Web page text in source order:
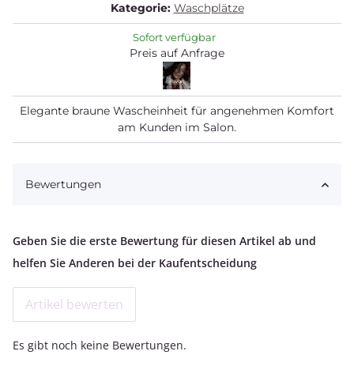
Kategorie: Waschplätze
Sofort verfügbar
Preis auf Anfrage
Elegante braune Wascheinheit für angenehmen Komfort
am Kunden im Salon.
Bewertungen
Geben Sie die erste Bewertung für diesen Artikel ab und
helfen Sie Anderen bei der Kaufentscheidung
Artikel bewerten
Es gibt noch keine Bewertungen.